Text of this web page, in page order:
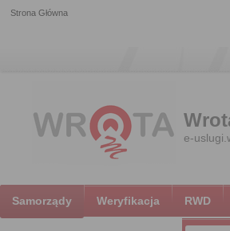
Strona Główna
e-
Samorządy Weryfikacja RWD